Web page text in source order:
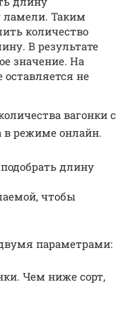
ламели. Таким
количество
В результате
значение. На
не
вагонки с
режиме онлайн.
длину
чтобы
параметрами:
Чем ниже сорт,